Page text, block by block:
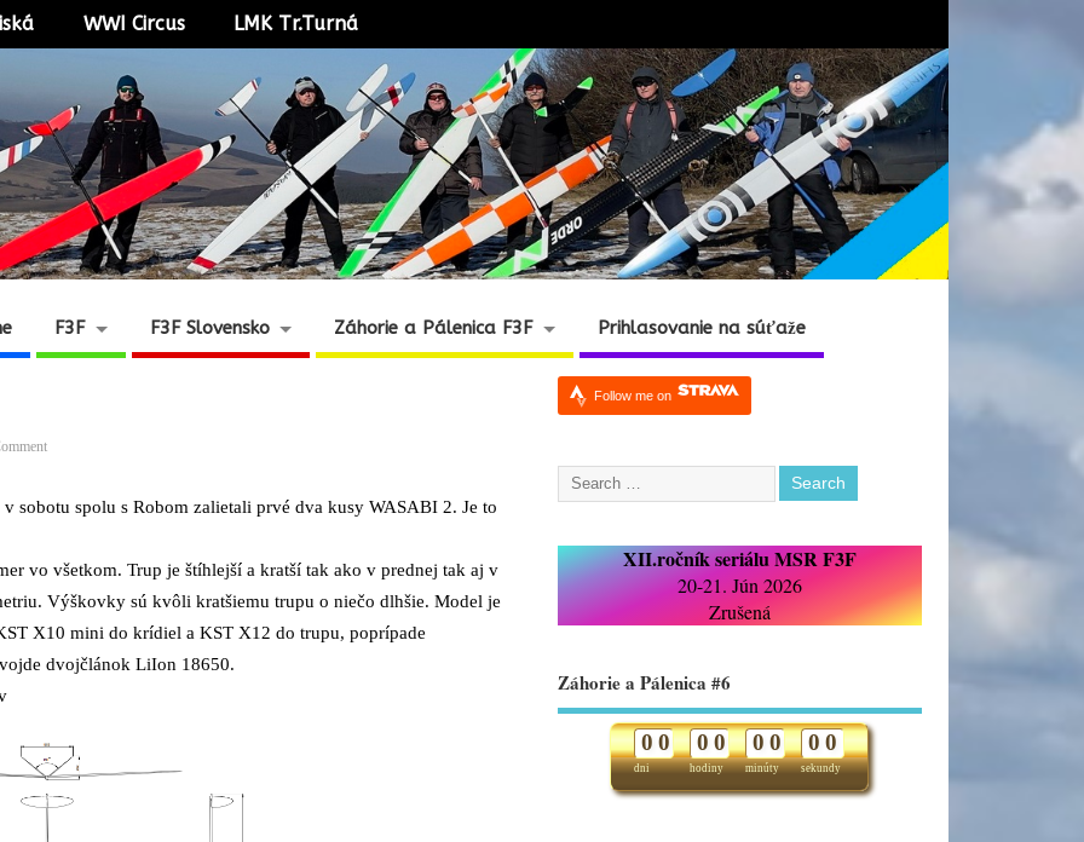
WWI Circus LMK Tr.Turná
F3F F3F Slovensko Záhorie a Pálenica F3F Prihlasovanie na súťaže
sobotu spolu s Robom zalietali prvé dva kusy WASABI 2. Je to
vo všetkom. Trup je štíhlejší a kratší tak ako v prednej tak aj v
Výškovky sú kvôli kratšiemu trupu o niečo dlhšie. Model je
X10 mini do krídiel a KST X12 do trupu, poprípade
dvojčlánok LiIon 18650.
Follow me on
XII.ročník seriálu MSR F3F
20-21. Jún 2026
Zrušená
Záhorie a Pálenica #6
dni
0 0
hodiny
0 0
minúty
0 0
sekundy
0 0